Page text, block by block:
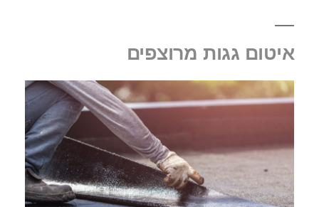
איטום גגות מרוצפים